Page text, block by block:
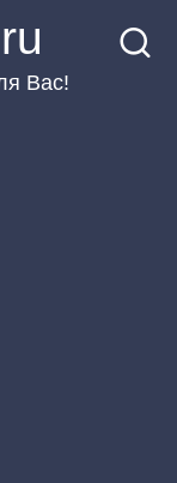
Вас!